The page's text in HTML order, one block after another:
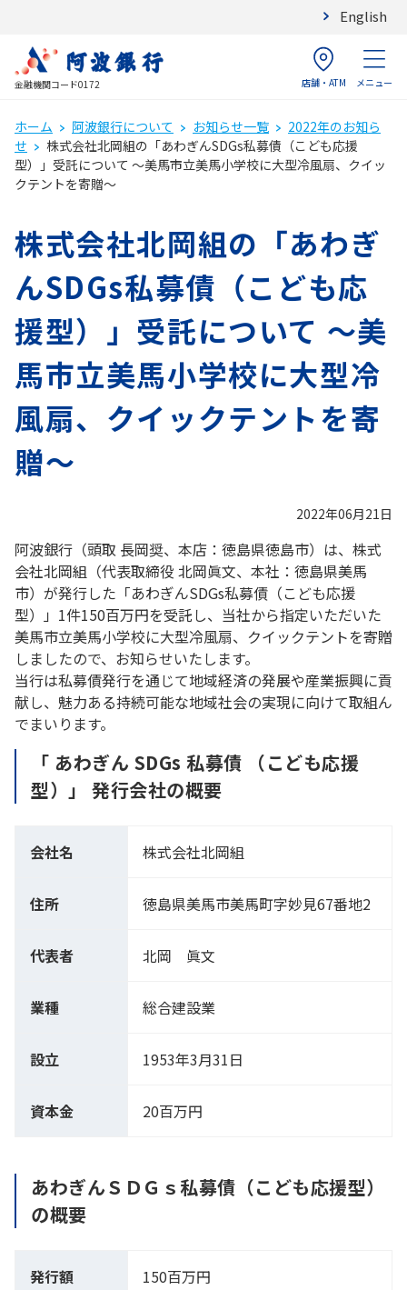
English
金融機関コード0172 店舗・ATM メニュー
ホーム 阿波銀行について お知らせ一覧
2022年のお知ら
せ
株式会社北岡組の「あわぎんSDGs私募債（こども応援
型）」受託について ～美馬市立美馬小学校に大型冷風扇、クイッ
クテントを寄贈～
株式会社北岡組の「あわぎ
んSDGs私募債（こども応
援型）」受託について ～美
馬市立美馬小学校に大型冷
風扇、クイックテントを寄
贈～
2022年06月21日
阿波銀行（頭取 長岡奨、本店：徳島県徳島市）は、株式
会社北岡組（代表取締役 北岡眞文、本社：徳島県美馬
市）が発行した「あわぎんSDGs私募債（こども応援
型）」1件150百万円を受託し、当社から指定いただいた
美馬市立美馬小学校に大型冷風扇、クイックテントを寄贈
しましたので、お知らせいたします。
当行は私募債発行を通じて地域経済の発展や産業振興に貢
献し、魅力ある持続可能な地域社会の実現に向けて取組ん
でまいります。
「 あわぎん SDGs 私募債 （こども応援
型）」 発行会社の概要
会社名 株式会社北岡組
住所 徳島県美馬市美馬町字妙見67番地2
代表者 北岡 眞文
業種 総合建設業
設立 1953年3月31日
資本金 20百万円
あわぎんＳＤＧｓ私募債（こども応援型）
の概要
発行額 150百万円